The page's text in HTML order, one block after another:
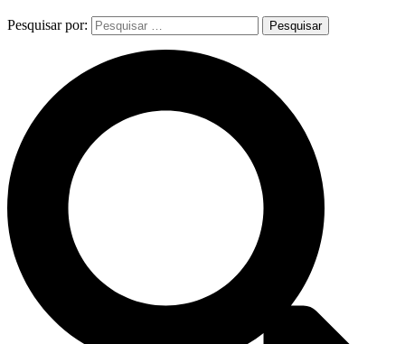
Pesquisar por: